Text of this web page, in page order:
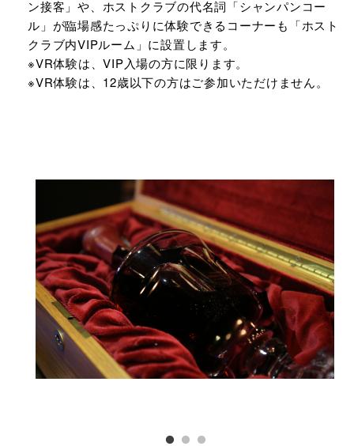
ン接客」や、ホストクラブの代名詞「シャンパンコー
ル」が臨場感たっぷりに体験できるコーナーも「ホスト
クラブ内VIPルーム」に設置します。
※VR体験は、VIP入場の方に限ります。
※VR体験は、12歳以下の方はご参加いただけません。